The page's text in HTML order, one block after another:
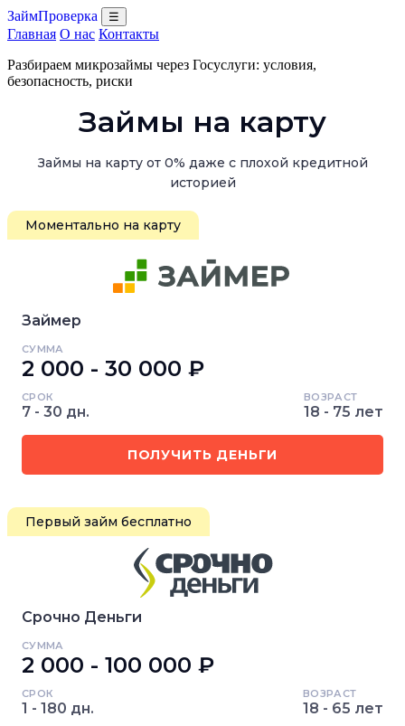
ЗаймПроверка ☰
Главная О нас Контакты
Разбираем микрозаймы через Госуслуги: условия,
безопасность, риски
Займы на карту
Займы на карту от 0% даже с плохой кредитной
историей
Моментально на карту
Займер
СУММА
2 000 - 30 000 ₽
СРОК
7 - 30 дн.
ВОЗРАСТ
18 - 75 лет
ПОЛУЧИТЬ ДЕНЬГИ
Первый займ бесплатно
Срочно Деньги
СУММА
2 000 - 100 000 ₽
СРОК
1 - 180 дн.
ВОЗРАСТ
18 - 65 лет